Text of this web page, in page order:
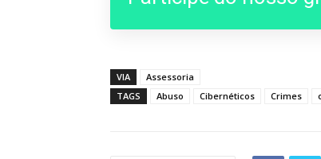
VIA
Assessoria
TAGS
Abuso Cibernéticos Crimes